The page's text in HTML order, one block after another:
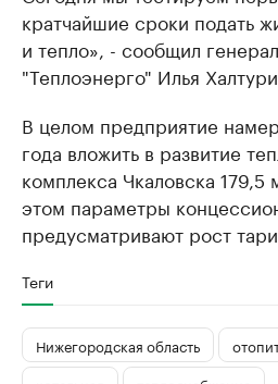
кратчайшие сроки подать
и тепло», - сообщил
"Теплоэнерго" Илья
В целом предприятие
года вложить в развитие
комплекса Чкаловска
этом параметры
предусматривают рост
Теги
Нижегородская область